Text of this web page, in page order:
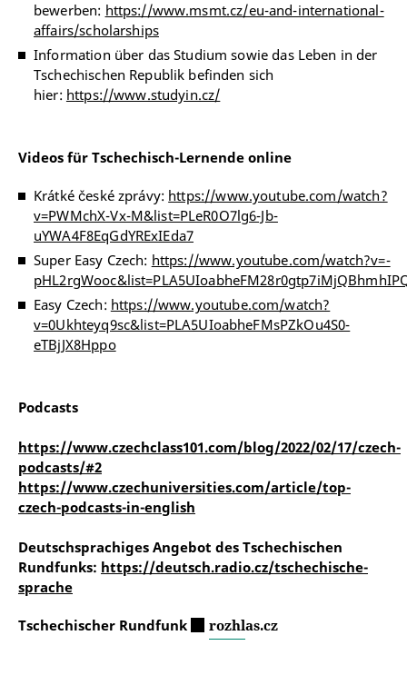
bewerben: https://www.msmt.cz/eu-and-international-
affairs/scholarships
Information über das Studium sowie das Leben in der
Tschechischen Republik befinden sich
hier: https://www.studyin.cz/
Videos für Tschechisch-Lernende online
Krátké české zprávy: https://www.youtube.com/watch?
v=PWMchX-Vx-M&list=PLeR0O7lg6-Jb-
uYWA4F8EqGdYRExIEda7
Super Easy Czech: https://www.youtube.com/watch?v=-
Easy Czech: https://www.youtube.com/watch?
v=0Ukhteyq9sc&list=PLA5UIoabheFMsPZkOu4S0-
eTBjJX8Hppo
Podcasts
https://www.czechclass101.com/blog/2022/02/17/czech-
podcasts/#2
https://www.czechuniversities.com/article/top-
czech-podcasts-in-english
Deutschsprachiges Angebot des Tschechischen
Rundfunks: https://deutsch.radio.cz/tschechische-
sprache
Tschechischer Rundfunk rozhlas.cz